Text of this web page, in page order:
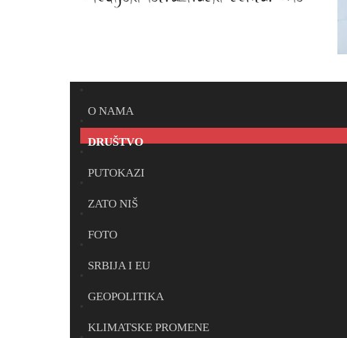
O NAMA
DRUŠTVO
PUTOKAZI
ZATO NIŠ
FOTO
SRBIJA I EU
GEOPOLITIKA
KLIMATSKE PROMENE